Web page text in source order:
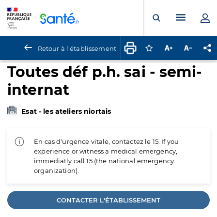
Ouvrir laMenu
Retour à l'établissement Connectez-vous
Augmenter la
Toutes déf p.h. sai - semi-
internat
Esat - les ateliers niortais
En cas d'urgence vitale, contactez le 15. If you
experience or witness a medical emergency,
immediatly call 15 (the national emergency
organization).
CONTACTER L'ÉTABLISSEMENT